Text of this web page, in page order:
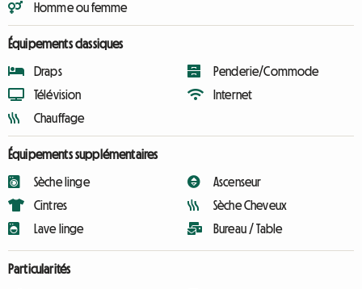
Homme ou femme
Équipements classiques
Draps
Télévision
Chauffage
Penderie/Commode
Internet
Équipements supplémentaires
Sèche linge
Cintres
Lave linge
Ascenseur
Sèche Cheveux
Bureau / Table
Particularités